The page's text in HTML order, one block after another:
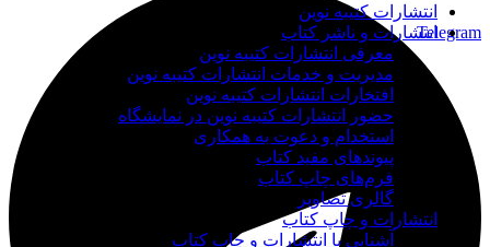
Telegram
انتشارات کتیبه نوین
انتشارات و ناشر کتاب
معرفی انتشارات کتیبه نوین
مدیریت و خدمات انتشارات کتیبه نوین
افتخارات انتشارات کتیبه نوین
حضور انتشارات کتیبه نوین در نمایشگاه‌
استخدام و دعوت به همکاری
پیوندهای مفید کتاب
فرم‌های چاپ کتاب
گالری تصاویر
انتشارات و چاپ کتاب
آشنایی با انتشارات و چاپ کتاب